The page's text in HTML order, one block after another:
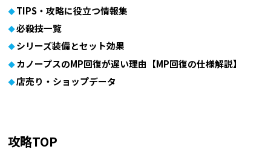
TIPS・攻略に役立つ情報集
必殺技一覧
シリーズ装備とセット効果
カノープスのMP回復が遅い理由【MP回復の仕様解説】
店売り・ショップデータ
攻略TOP